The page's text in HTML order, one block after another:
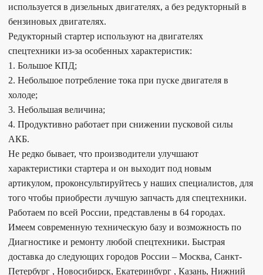
используется в дизельных двигателях, а без редукторный в
бензиновых двигателях.
Редукторный стартер используют на двигателях
спецтехники из-за особенных характеристик:
1. Большое КПД;
2. Небольшое потребление тока при пуске двигателя в
холоде;
3. Небольшая величина;
4. Продуктивно работает при снижении пусковой силы
АКБ.
Не редко бывает, что производители улучшают
характеристики стартера и он выходит под новым
артикулом, проконсультируйтесь у наших специалистов, для
того чтобы приобрести лучшую запчасть для спецтехники.
Работаем по всей России, представлены в 64 городах.
Имеем современную техническую базу и возможность по
Диагностике и ремонту любой спецтехники. Быстрая
доставка до следующих городов России – Москва, Санкт-
Петербург , Новосибирск, Екатеринбург , Казань, Нижний